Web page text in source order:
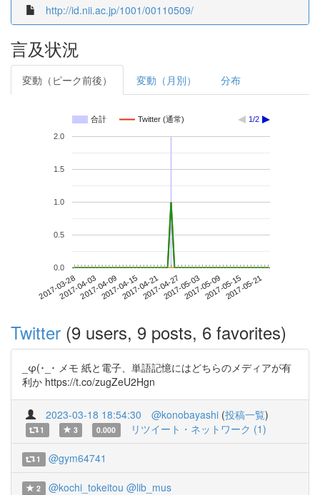
http://id.nii.ac.jp/1001/00110509/
言及状況
変動（ピーク前後） 変動（月別） 分布
合計 Twitter (通常) 1/2
2017-03-282017-04-032017-04-092017-04-152017-04-212017-04-272017-05-032017-05-092017-05-152017-05-21
0.0
0.5
1.0
1.5
2.0
Twitter (9 users, 9 posts, 6 favorites)
_φ(･_･ メモ 紙と電子、単語記憶にはどちらのメディアが有
利か https://t.co/zugZeU2Hgn
2023-03-18 18:54:30 @konobayashi (投稿一覧)
1 3 0.000 リツイート・ネットワーク (1)
1 @gym64741
2 @kochi_tokeitou @lib_mus